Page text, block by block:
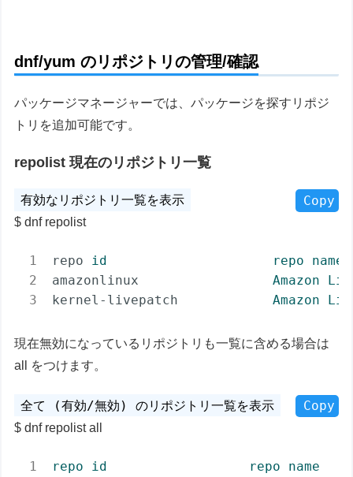
dnf/yum のリポジトリの管理/確認
パッケージマネージャーでは、パッケージを探すリポジ
トリを追加可能です。
repolist 現在のリポジトリ一覧
Copy
dnf repolist
repo
id                     repo name
amazonlinux
Amazon
kernel-livepatch
Amazon
現在無効になっているリポジトリも一覧に含める場合は
all をつけます。
Copy
dnf repolist all
repo id repo
name